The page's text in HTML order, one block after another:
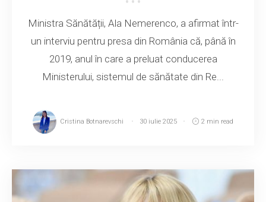
Ministra Sănătății, Ala Nemerenco, a afirmat într-
un interviu pentru presa din România că, până în
2019, anul în care a preluat conducerea
Ministerului, sistemul de sănătate din Re...
Cristina Botnarevschi 30 iulie 2025 2 min read